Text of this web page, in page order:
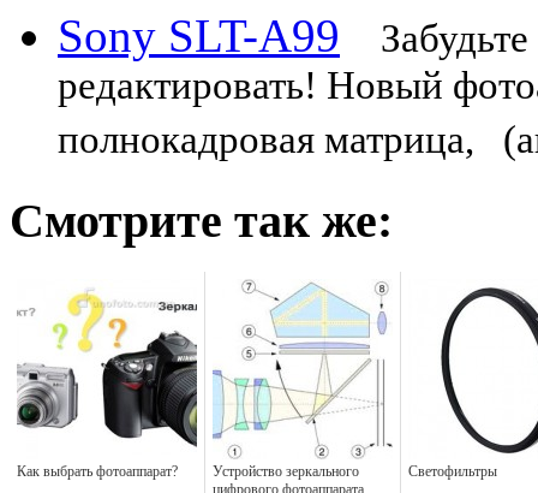
Sony SLT-A99
редактировать! Новый
полнокадровая матрица,
Смотрите так же:
Как выбрать фотоаппарат?
Устройство зеркального
цифрового фотоаппарата
Светофильтры